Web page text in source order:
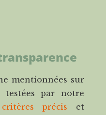
mentionnées sur
testées par notre
critères précis et